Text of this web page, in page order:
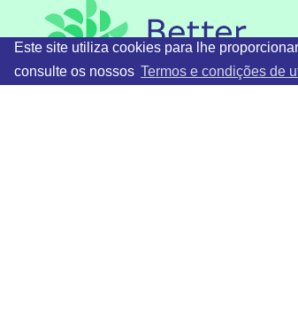
Este site utiliza cookies para lhe
consulte os nossos Termos e condições de